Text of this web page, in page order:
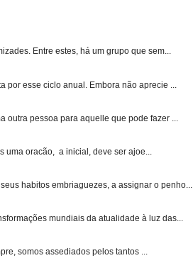
Entre estes, há um grupo que sem...
por esse ciclo anual. Embora não aprecie ...
pessoa para aquelle que pode fazer ...
uma oracão, a inicial, deve ser ajoe...
habitos embriaguezes, a assignar o penho...
mundiais da atualidade à luz das...
somos assediados pelos tantos ...